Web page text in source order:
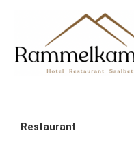
Restaurant